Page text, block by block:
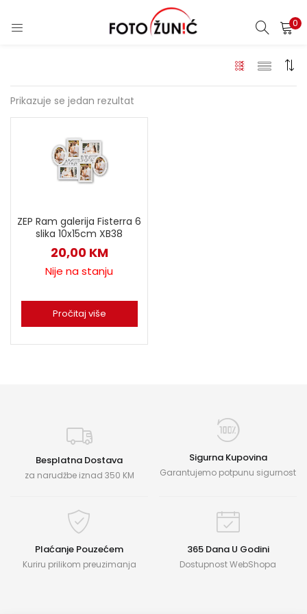
0
Prikazuje se jedan rezultat
ZEP Ram galerija Fisterra 6
slika 10x15cm XB38
20,00 KM
Nije na stanju
Pročitaj više
Besplatna Dostava
za narudžbe iznad 350 KM
Sigurna Kupovina
Garantujemo potpunu sigurnost
Plaćanje Pouzećem
Kuriru prilikom preuzimanja
365 Dana U Godini
Dostupnost WebShopa